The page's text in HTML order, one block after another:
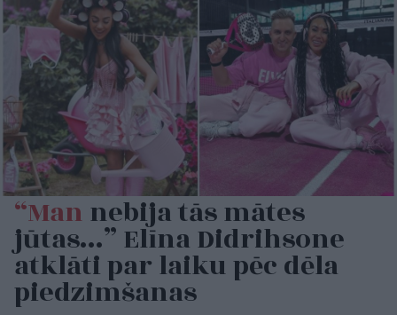
“Mannebija tās mātes
jūtas…” Elīna Didrihsone
atklāti par laiku pēc dēla
piedzimšanas